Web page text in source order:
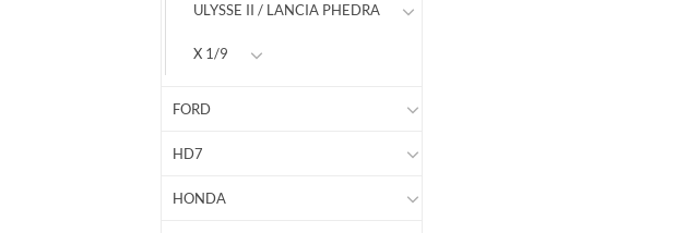
ULYSSE II / LANCIA PHEDRA
X 1/9
FORD
HD7
HONDA